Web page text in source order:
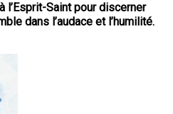
l’Esprit-Saint pour discerner
dans l’audace et l’humilité.